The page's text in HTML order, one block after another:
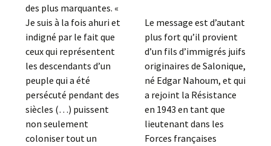
des plus marquantes. «
Je suis à la fois ahuri et
indigné par le fait que
ceux qui représentent
les descendants d’un
peuple qui a été
persécuté pendant des
siècles (…) puissent
non seulement
coloniser tout un
Le message est d’autant
plus fort qu’il provient
d’un fils d’immigrés juifs
originaires de Salonique,
né Edgar Nahoum, et qui
a rejoint la Résistance
en 1943 en tant que
lieutenant dans les
Forces françaises